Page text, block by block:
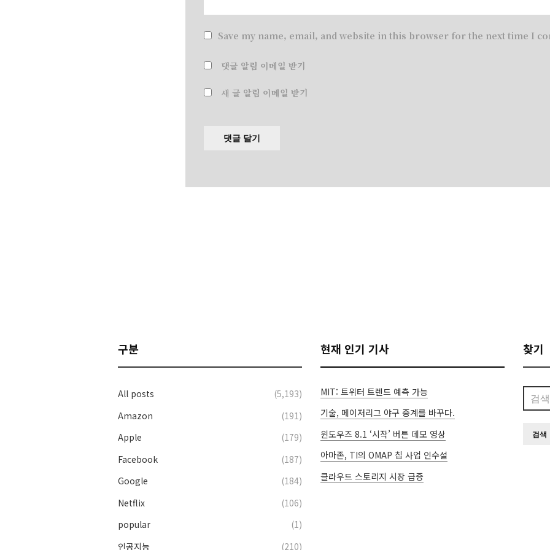
Save my name, email, and website in this browser for the next time I
댓글 알림 이메일 받기
새 글 알림 이메일 받기
구분
All posts
(5,193)
Amazon
(191)
Apple
(179)
Facebook
(187)
Google
(184)
Netflix
(106)
popular
(1)
인공지능
(210)
현재 인기 기사
MIT: 트위터 트렌드 예측 가능
기술, 메이저리그 야구 중계를 바꾸다.
윈도우즈 8.1 ‘시작’ 버튼 데모 영상
아마존, TI의 OMAP 칩 사업 인수설
클라우드 스토리지 시장 급증
찾기
색: